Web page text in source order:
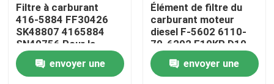
Filtres à huile moteur
Séparateur d'eau de carburant
Filtre à carburant
416-5884 FF30426
SK48807 4165884
SN40756 Pour la
chenille E236D E242D
E246D E262D E272D
envoyer une
Élément de filtre du
carburant moteur
diesel F-5602 6110-
70-6202 E10KP D10
PF963 PF950 F-2626
Pour Komatsu et Isuzu
envoyer une